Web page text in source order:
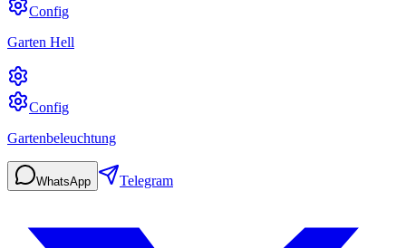
Config
Garten Hell
Config
Gartenbeleuchtung
WhatsApp Telegram